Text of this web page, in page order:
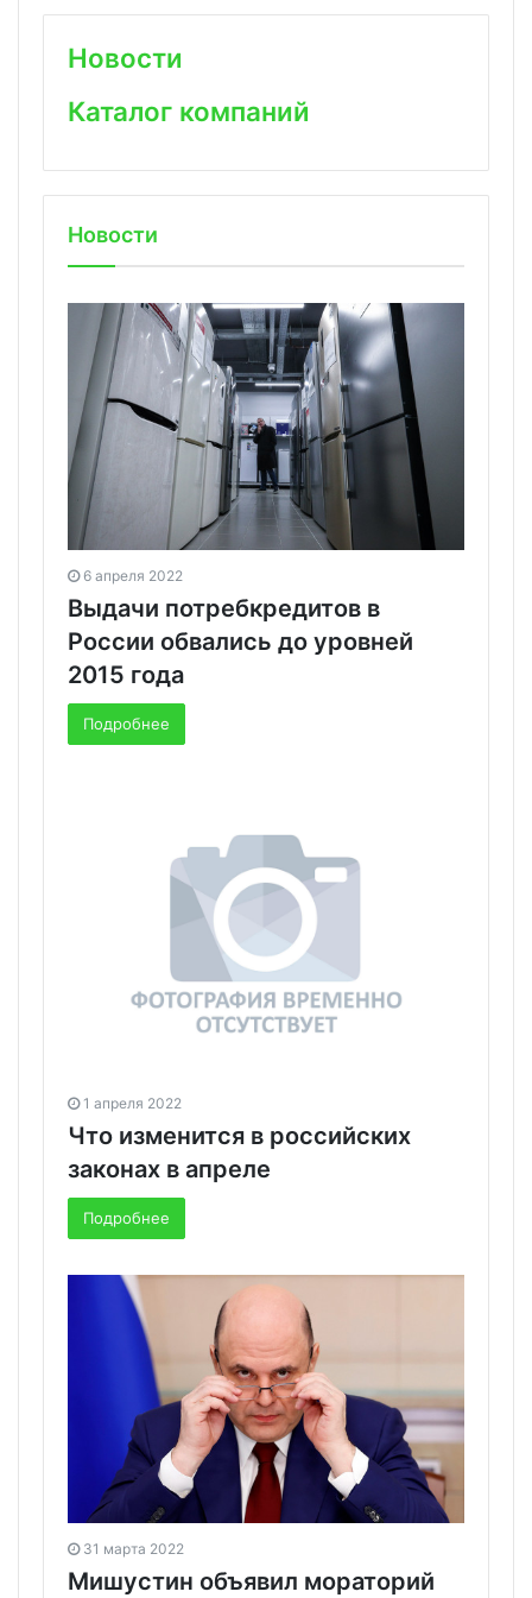
Новости
Каталог компаний
Новости
6 апреля 2022
Выдачи потребкредитов в
России обвались до уровней
2015 года
Подробнее
1 апреля 2022
Что изменится в российских
законах в апреле
Подробнее
31 марта 2022
Мишустин объявил мораторий